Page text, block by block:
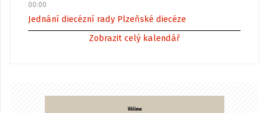
00:00
Jednání diecézní rady Plzeňské diecéze
Zobrazit celý kalendář